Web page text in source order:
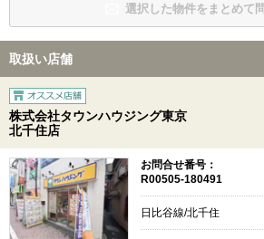
選択した物件をまとめて
取扱い店舗
株式会社タウンハウジング東京
北千住店
お問合せ番号：
R00505-180491
日比谷線/北千住